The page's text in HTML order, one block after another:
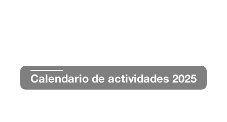
Calendario de actividades 2025